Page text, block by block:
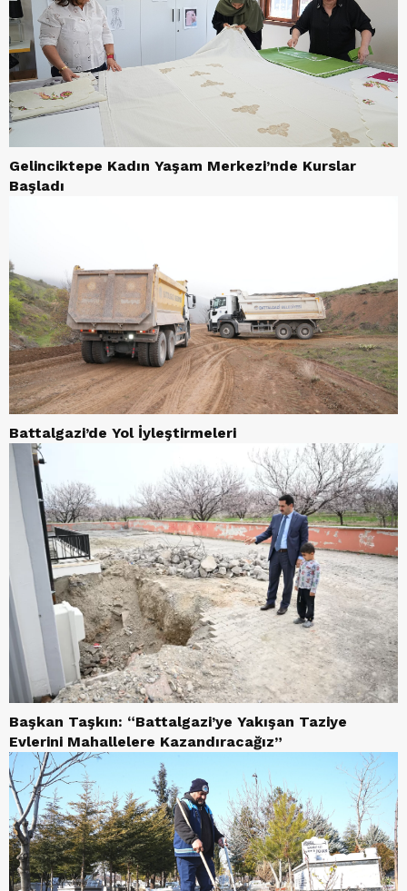
Gelinciktepe Kadın Yaşam Merkezi’nde Kurslar
Başladı
Battalgazi’de Yol İyleştirmeleri
Başkan Taşkın: “Battalgazi’ye Yakışan Taziye
Evlerini Mahallelere Kazandıracağız”